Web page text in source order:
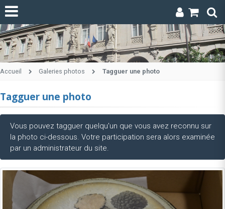
Accueil Galeries photos Tagguer une photo
Tagguer une photo
Vous pouvez tagguer quelqu'un que vous avez reconnu sur
la photo ci-dessous. Votre participation sera alors examinée
par un administrateur du site.